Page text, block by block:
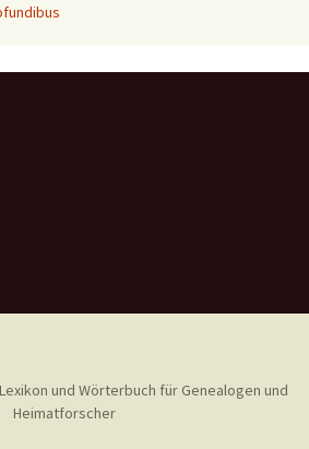
und Wörterbuch für Genealogen und
Heimatforscher